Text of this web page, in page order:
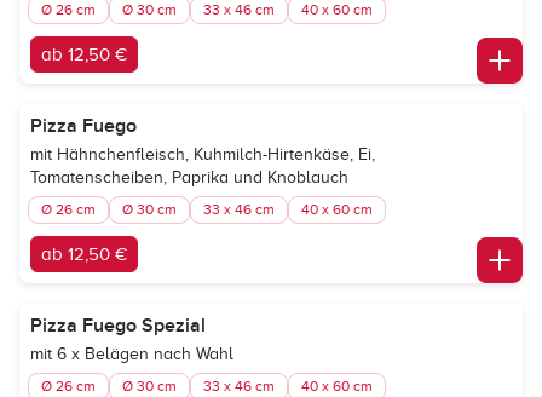
Ø 26 cm Ø 30 cm 33 x 46 cm 40 x 60 cm
ab 12,50 €
Pizza Fuego
mit Hähnchenfleisch, Kuhmilch-Hirtenkäse, Ei,
Tomatenscheiben, Paprika und Knoblauch
Ø 26 cm Ø 30 cm 33 x 46 cm 40 x 60 cm
ab 12,50 €
Pizza Fuego Spezial
mit 6 x Belägen nach Wahl
Ø 26 cm Ø 30 cm 33 x 46 cm 40 x 60 cm